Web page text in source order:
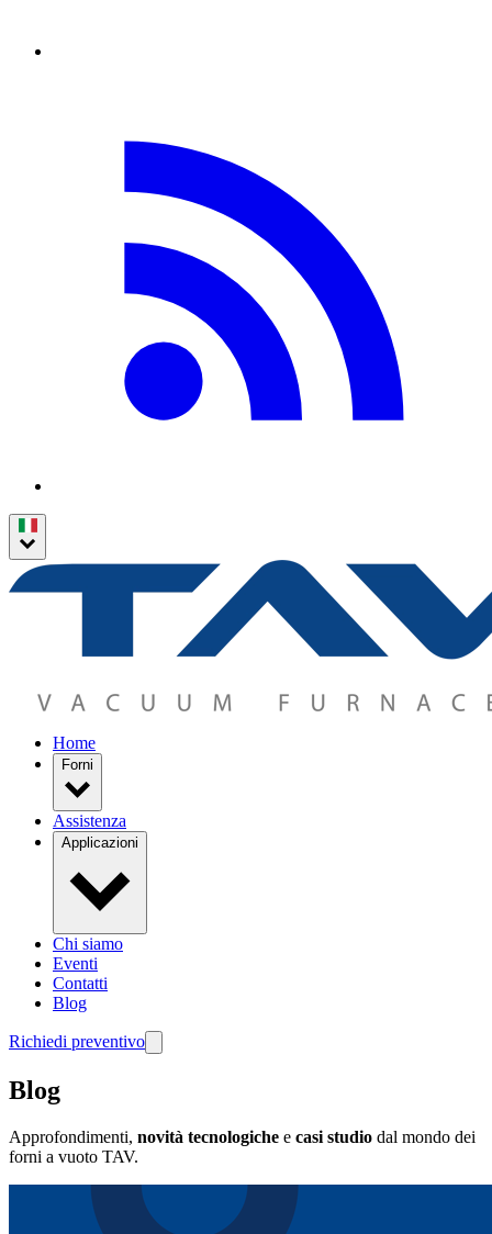
Home
Forni
Assistenza
Applicazioni
Chi siamo
Eventi
Contatti
Blog
Richiedi preventivo
Blog
Approfondimenti, novità tecnologiche e casi studio dal mondo dei
forni a vuoto TAV.